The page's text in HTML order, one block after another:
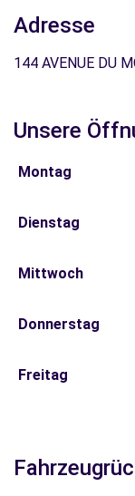
Adresse
144 AVENUE DU
Unsere
Montag
Dienstag
Mittwoch
Donnerstag
Freitag